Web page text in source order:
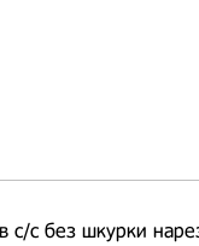
с/с без шкурки